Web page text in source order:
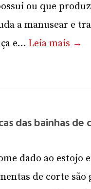
ou que
a manusear e
e... Leia mais →
das bainhas de
dado ao estojo
de corte são